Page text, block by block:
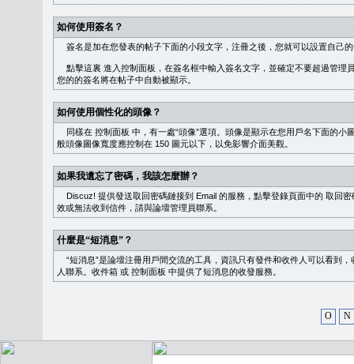
如何使用簽名？
簽名是加在您發表的帖子下面的小段文字，注冊之後，您就可以設置自己
點擊這裏 進入控制面板，在簽名框中輸入簽名文字，並確定不要超過管
您的的簽名將在帖子中自動被顯示。
如何使用個性化的頭像？
同樣在 控制面板 中，有一處“頭像”選項。頭像是顯示在您用戶名下面的
般頭像圖像寬度應控制在 150 圖元以下，以免影響介面美觀。
如果我遺忘了密碼，我該怎麼辦？
Discuz! 提供發送取回密碼鏈接到 Email 的服務，點擊登錄頁面中的 取回密
效或無法收到信件，請與論壇管理員聯系。
什麼是“短消息”？
“短消息”是論壇注冊用戶間交流的工具，資訊只有發件和收件人可以看到
人聯系。 收件箱 或 控制面板 中提供了短消息的收發服務。
O N